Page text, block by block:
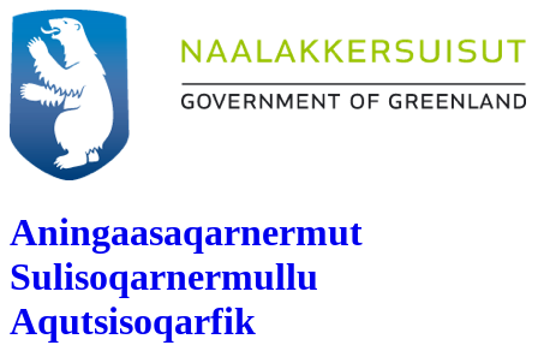
Aningaasaqarnermut
Sulisoqarnermullu
Aqutsisoqarfik